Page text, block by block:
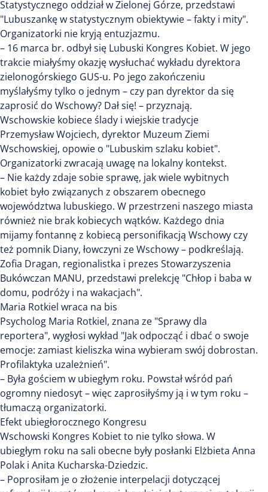
Statystycznego oddział w Zielonej Górze, przedstawi
"Lubuszankę w statystycznym obiektywie – fakty i mity".
Organizatorki nie kryją entuzjazmu.
– 16 marca br. odbył się Lubuski Kongres Kobiet. W jego
trakcie miałyśmy okazję wysłuchać wykładu dyrektora
zielonogórskiego GUS-u. Po jego zakończeniu
myślałyśmy tylko o jednym – czy pan dyrektor da się
zaprosić do Wschowy? Dał się! – przyznają.
Wschowskie kobiece ślady i wiejskie tradycje
Przemysław Wojciech, dyrektor Muzeum Ziemi
Wschowskiej, opowie o "Lubuskim szlaku kobiet".
Organizatorki zwracają uwagę na lokalny kontekst.
– Nie każdy zdaje sobie sprawę, jak wiele wybitnych
kobiet było związanych z obszarem obecnego
województwa lubuskiego. W przestrzeni naszego miasta
również nie brak kobiecych wątków. Każdego dnia
mijamy fontannę z kobiecą personifikacją Wschowy czy
też pomnik Diany, łowczyni ze Wschowy – podkreślają.
Zofia Dragan, regionalistka i prezes Stowarzyszenia
Bukówczan MANU, przedstawi prelekcję "Chłop i baba w
domu, podróży i na wakacjach".
Maria Rotkiel wraca na bis
Psycholog Maria Rotkiel, znana ze "Sprawy dla
reportera", wygłosi wykład "Jak odpocząć i dbać o swoje
emocje: zamiast kieliszka wina wybieram swój dobrostan.
Profilaktyka uzależnień".
– Była gościem w ubiegłym roku. Powstał wśród pań
ogromny niedosyt – więc zaprosiłyśmy ją i w tym roku –
tłumaczą organizatorki.
Efekt ubiegłorocznego Kongresu
Wschowski Kongres Kobiet to nie tylko słowa. W
ubiegłym roku na sali obecne były posłanki Elżbieta Anna
Polak i Anita Kucharska-Dziedzic.
– Poprosiłam je o złożenie interpelacji dotyczącej